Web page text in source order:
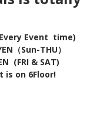
Event  time)
（Sun-THU）
(FRI & SAT)
is on 6Floor!